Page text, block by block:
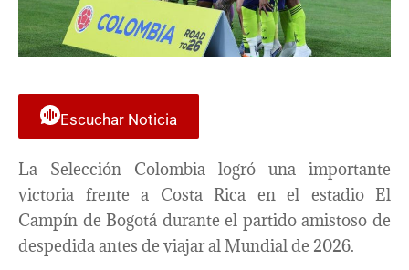
Escuchar Noticia
La Selección Colombia logró una importante
victoria frente a Costa Rica en el estadio El
Campín de Bogotá durante el partido amistoso de
despedida antes de viajar al Mundial de 2026.